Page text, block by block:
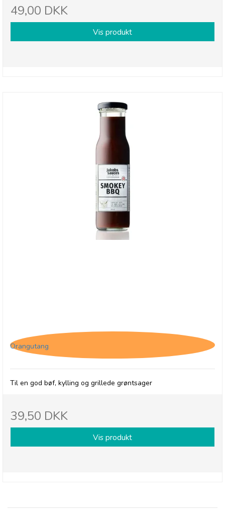
49,00 DKK
Vis produkt
Orangutang
Til en god bøf, kylling og grillede grøntsager
39,50 DKK
Vis produkt